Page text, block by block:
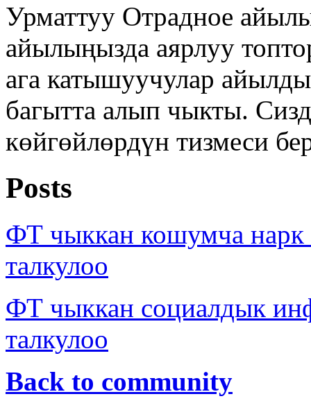
Урматтуу Отрадное
айылыңызда аярлуу
ага катышуучулар
багытта алып чыкты.
көйгөйлөрдүн тизмеси
Posts
ФТ чыккан кошумча
талкулоо
ФТ чыккан социалдык
талкулоо
Back to community